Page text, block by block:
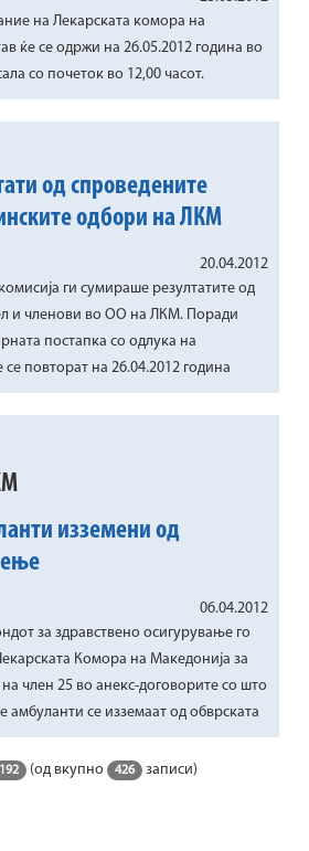
на Лекарската комора на
ќе се одржи на 26.05.2012 година во
со почеток во 12,00 часот.
од спроведените
одбори на ЛКМ
20.04.2012
ги сумираше резултатите од
и членови во ОО на ЛКМ. Поради
постапка со одлука на
се повторат на 26.04.2012 година
изземени од
06.04.2012
за здравствено осигурување го
Комора на Македонија за
член 25 во анекс-договорите со што
амбуланти се изземаат од обврската
192 (од вкупно 426 записи)